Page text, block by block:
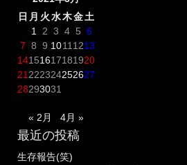
日 月 火水木金土
1
2 3 4 5 6
7 8 9 1011 1213
14151617181920
21 222324252627
28293031
« 2月 4月 »
最近の投稿
生存報告(笑)